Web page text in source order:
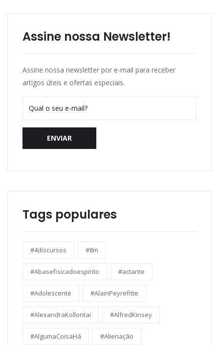
Assine nossa Newsletter!
Assine nossa newsletter por e-mail para receber
artigos úteis e ofertas especiais.
ENVIAR
Tags populares
#4discursos #8m
#Abasefisicadoespirito #actante
#Adolescente #AlainPeyrefitte
#AlexandraKollontai #AlfredKinsey
#AlgumaCoisaHá #Alienação